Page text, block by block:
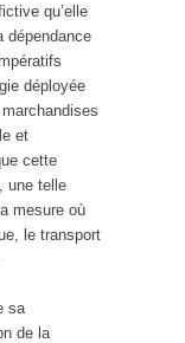
qu’elle
dépendance
déployée
et
cette
une telle
mesure où
le transport
sa
de la